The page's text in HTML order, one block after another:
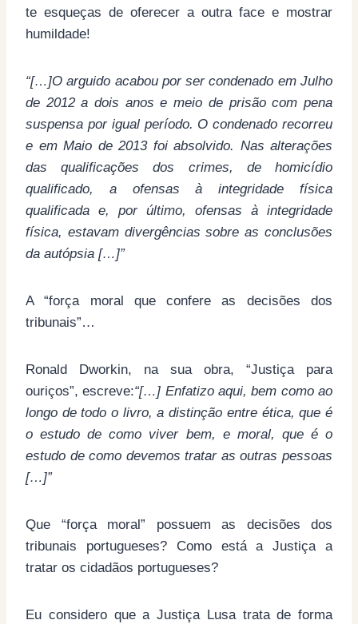
te esqueças de oferecer a outra face e mostrar
humildade!
“[…]O arguido acabou por ser condenado em Julho
de 2012 a dois anos e meio de prisão com pena
suspensa por igual período. O condenado recorreu
e em Maio de 2013 foi absolvido. Nas alterações
das qualificações dos crimes, de homicídio
qualificado, a ofensas à integridade física
qualificada e, por último, ofensas à integridade
física, estavam divergências sobre as conclusões
da autópsia […]”
A “força moral que confere as decisões dos
tribunais”…
Ronald Dworkin, na sua obra, “Justiça para
ouriços”, escreve:“[…] Enfatizo aqui, bem como ao
longo de todo o livro, a distinção entre ética, que é
o estudo de como viver bem, e moral, que é o
estudo de como devemos tratar as outras pessoas
[…]”
Que “força moral” possuem as decisões dos
tribunais portugueses? Como está a Justiça a
tratar os cidadãos portugueses?
Eu considero que a Justiça Lusa trata de forma